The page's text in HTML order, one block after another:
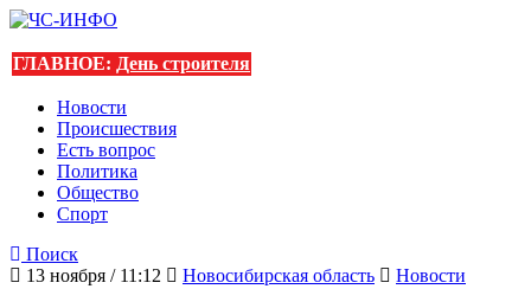
ГЛАВНОЕ: День строителя
Новости
Происшествия
Есть вопрос
Политика
Общество
Спорт
Поиск
13 ноября / 11:12
Новосибирская область Новости